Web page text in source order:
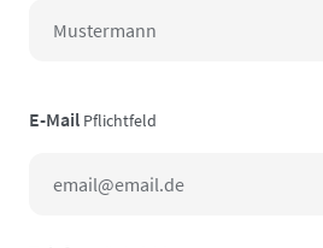
E-Mail Pflichtfeld